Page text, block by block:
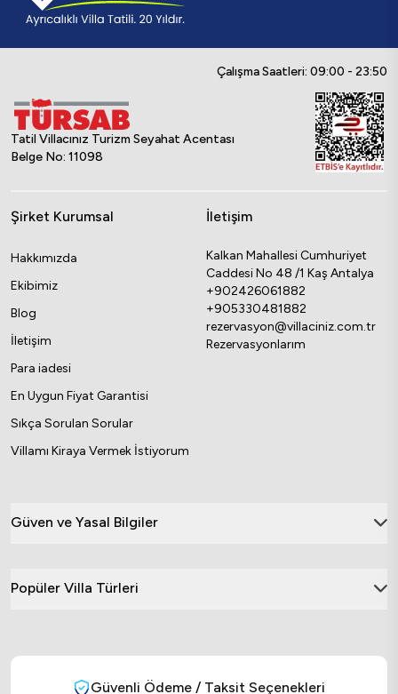
Çalışma Saatleri: 09:00 - 23:50
Tatil Villacınız Turizm Seyahat Acentası
Belge No: 11098
Şirket Kurumsal
Hakkımızda
Ekibimiz
Blog
İletişim
Para iadesi
En Uygun Fiyat Garantisi
Sıkça Sorulan Sorular
Villamı Kiraya Vermek İstiyorum
İletişim
Kalkan Mahallesi Cumhuriyet
Caddesi No 48 /1 Kaş Antalya
+902426061882
+905330481882
rezervasyon@villaciniz.com.tr
Rezervasyonlarım
Güven ve Yasal Bilgiler
Popüler Villa Türleri
Güvenli Ödeme / Taksit Seçenekleri